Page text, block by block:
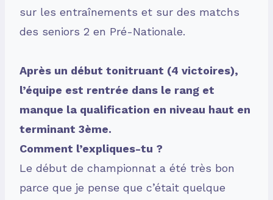
sur les entraînements et sur des matchs
des seniors 2 en Pré-Nationale.
Après un début tonitruant (4 victoires),
l’équipe est rentrée dans le rang et
manque la qualification en niveau haut en
terminant 3ème.
Comment l’expliques-tu ?
Le début de championnat a été très bon
parce que je pense que c’était quelque